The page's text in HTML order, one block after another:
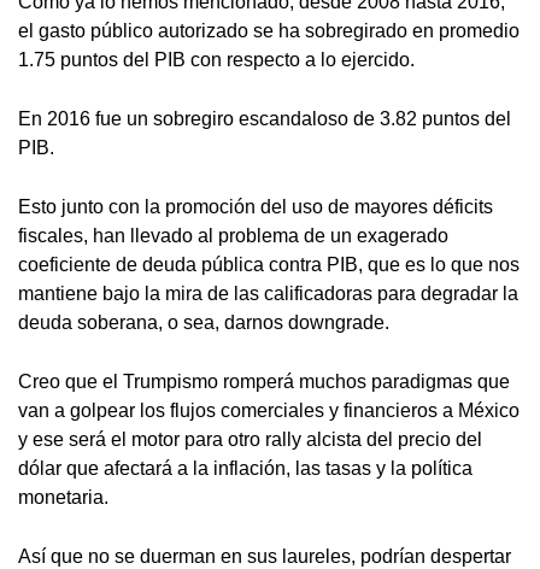
el gasto público autorizado se ha sobregirado en promedio
1.75 puntos del PIB con respecto a lo ejercido.
En 2016 fue un sobregiro escandaloso de 3.82 puntos del
PIB.
Esto junto con la promoción del uso de mayores déficits
fiscales, han llevado al problema de un exagerado
coeficiente de deuda pública contra PIB, que es lo que nos
mantiene bajo la mira de las calificadoras para degradar la
deuda soberana, o sea, darnos downgrade.
Creo que el Trumpismo romperá muchos paradigmas que
van a golpear los flujos comerciales y financieros a México
y ese será el motor para otro rally alcista del precio del
dólar que afectará a la inflación, las tasas y la política
monetaria.
Así que no se duerman en sus laureles, podrían despertar